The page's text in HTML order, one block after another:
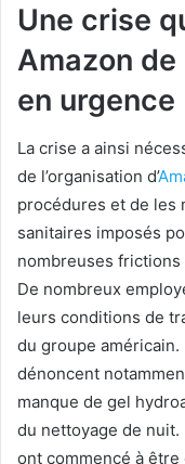
Une crise
Amazon
en urgence
La crise a ainsi
de l’organisation d’
procédures et de les
sanitaires imposés
nombreuses
De nombreux
leurs conditions de
du groupe
dénoncent
manque de gel
du nettoyage de
ont commencé à